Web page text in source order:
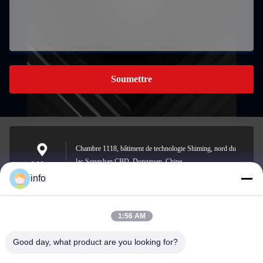
Soumettre
Address
Chambre 1118, bâtiment de technologie Shiming, nord du
lac Songshan CBD, Dongguan, Chine
info@gdpowerplus.com
info
1:56 AM
Good day, what product are you looking for?